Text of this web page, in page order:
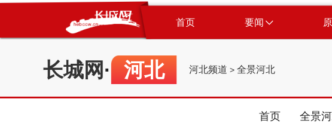
首页 要闻
长城网 · 河北 河北频道 > 全景河北
首页 全景